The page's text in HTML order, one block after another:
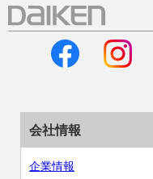
会社情報
企業情報